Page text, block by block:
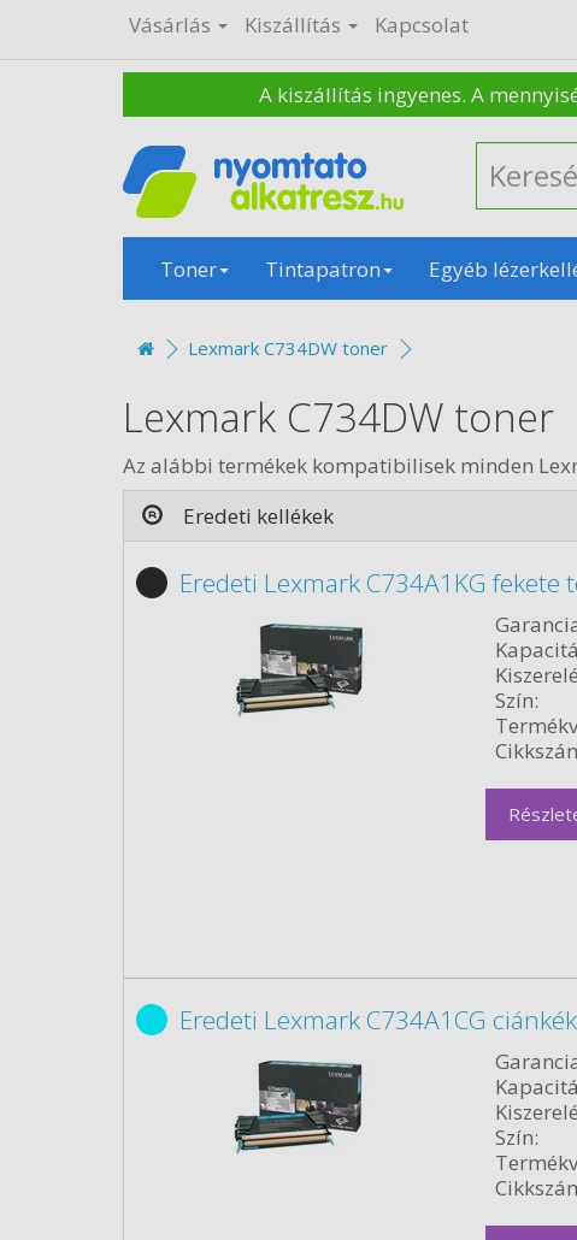
Vásárlás Kiszállítás Kapcsolat
A kiszállítás ingyenes. A
Toner Tintapatron Egyéb
Lexmark C734DW toner
Lexmark C734DW toner
Az alábbi termékek kompatibilisek minden
Eredeti kellékek
Eredeti Lexmark C734A1KG fekete
Szín:
Eredeti Lexmark C734A1CG
Szín: